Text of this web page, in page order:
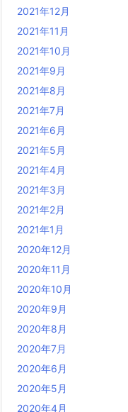
2021年12月
2021年11月
2021年10月
2021年9月
2021年8月
2021年7月
2021年6月
2021年5月
2021年4月
2021年3月
2021年2月
2021年1月
2020年12月
2020年11月
2020年10月
2020年9月
2020年8月
2020年7月
2020年6月
2020年5月
2020年4月